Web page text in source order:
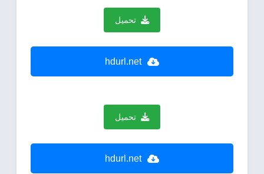
تحميل
hdurl.net
تحميل
hdurl.net